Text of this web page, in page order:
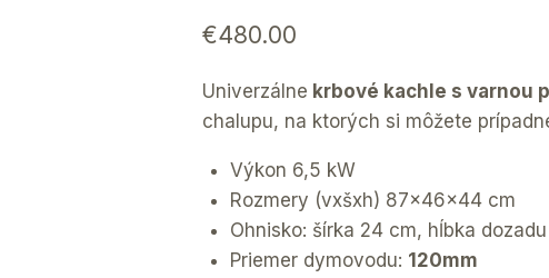
€480.00
Univerzálne krbové kachle s varnou
chalupu, na ktorých si môžete
Výkon 6,5 kW
Rozmery (vxšxh) 87x46x44 cm
Ohnisko: šírka 24 cm, hĺbka
Priemer dymovodu: 120mm